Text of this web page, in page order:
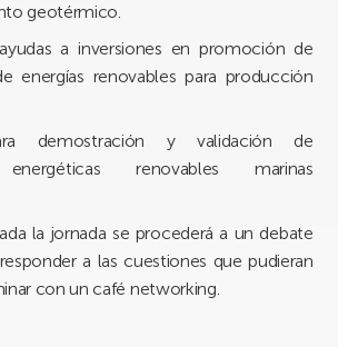
geotérmico.
a inversiones en promoción de
energías renovables para producción
demostración y validación de
renovables marinas
la jornada se procederá a un debate
a las cuestiones que pudieran
con un café networking.